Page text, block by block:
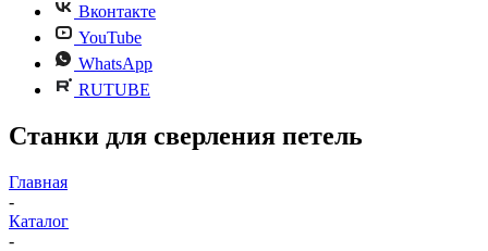
Вконтакте
YouTube
WhatsApp
RUTUBE
Станки для сверления петель
Главная
-
Каталог
-